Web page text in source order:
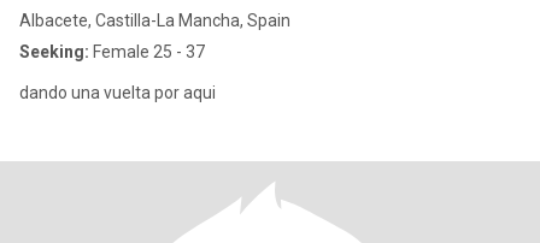
Albacete, Castilla-La Mancha, Spain
Seeking: Female 25 - 37
dando una vuelta por aqui